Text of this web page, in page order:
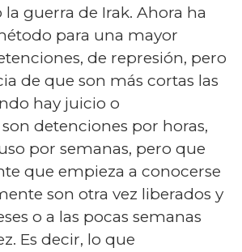
guerra de Irak. Ahora ha
para una mayor
de represión, pero
de que son más cortas las
hay juicio o
detenciones por horas,
por semanas, pero que
que empieza a conocerse
son otra vez liberados y
o a las pocas semanas
Es decir, lo que